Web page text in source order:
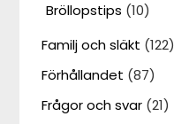
Bröllopstips (10)
Familj och släkt (122)
Förhållandet (87)
Frågor och svar (21)